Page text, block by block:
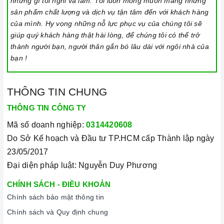
tiết kiệm điện năng.
Bật bếp bằng cách chạm vào nút bật/ tắt trên bảng điều
khiển, và thao tác trượt để tăng giảm công suất/ nhiệt
độ/ thời gian.
Đặt công suất/ nhiệt độ/ hẹn giờ và chế độ nấu Booster
theo hướng dẫn sử dụng.
Khóa trẻ em: sử dụng để bảo đảm an toàn nếu nhà có
trẻ em và để ngăn mọi tác động làm thay đổi các cài
đặt trong quá trình nấu. Tất cả các nút sẽ bị khóa và
chương trình nấu vẫn sẽ tiếp tục chạy khi sử dụng tính
năng này. Để kích hoạt hoặc tắt tính năng này, nhấn
hiệu thông báo.
sản phẩm chất lượng và dịch vụ tận tâm đến với khách hàng
của mình. Hy vọng những nỗ lực phục vụ của chúng tôi sẽ
giúp quý khách hàng thật hài lòng, để chúng tôi có thể trở
thành người bạn, người thân gắn bó lâu dài với ngôi nhà của
bạn !
THÔNG TIN CHUNG
THÔNG TIN CÔNG TY
Mã số doanh nghiệp: 0314420608
Do Sở Kế hoạch và Đầu tư TP.HCM cấp Thành lập ngày
23/05/2017
Đại diện pháp luật: Nguyễn Duy Phương
CHÍNH SÁCH - ĐIỀU KHOẢN
Chính sách bảo mật thông tin
Chính sách và Quy định chung